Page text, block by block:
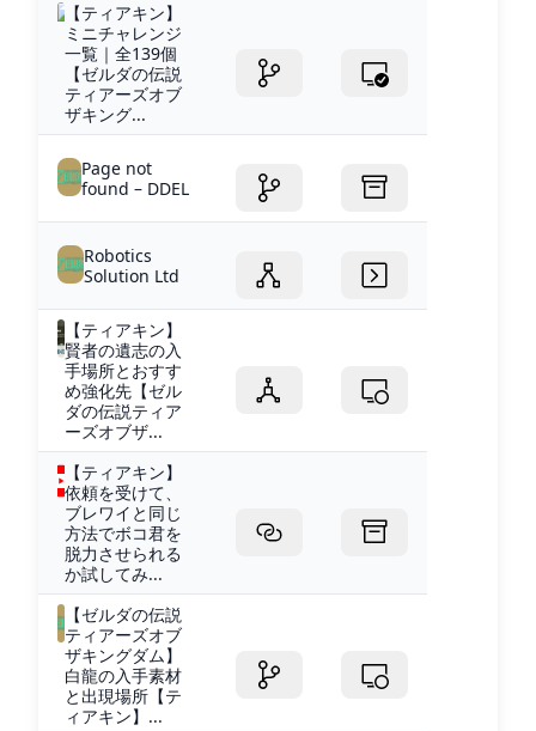
【ティアキン】
ミニチャレンジ
一覧｜全139個
【ゼルダの伝説
ティアーズオブ
ザキング...
Page not
found – DDEL
Robotics
Solution Ltd
【ティアキン】
賢者の遺志の入
手場所とおすす
め強化先【ゼル
ダの伝説ティア
ーズオブザ...
【ティアキン】
依頼を受けて、
ブレワイと同じ
方法でボコ君を
脱力させられる
か試してみ...
【ゼルダの伝説
ティアーズオブ
ザキングダム】
白龍の入手素材
と出現場所【テ
ィアキン】...